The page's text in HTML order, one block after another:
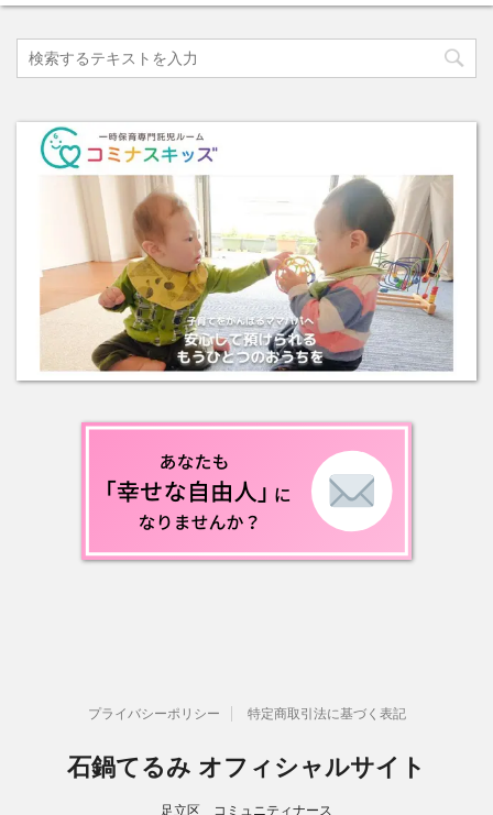
プライバシーポリシー 特定商取引法に基づく表記
石鍋てるみ オフィシャルサイト
足立区 コミュニティナース